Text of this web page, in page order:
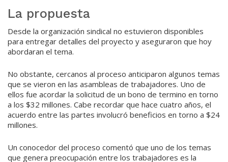
La propuesta
Desde la organización sindical no estuvieron disponibles
para entregar detalles del proyecto y aseguraron que hoy
abordaran el tema.
No obstante, cercanos al proceso anticiparon algunos temas
que se vieron en las asambleas de trabajadores. Uno de
ellos fue acordar la solicitud de un bono de termino en torno
a los $32 millones. Cabe recordar que hace cuatro años, el
acuerdo entre las partes involucró beneficios en torno a $24
millones.
Un conocedor del proceso comentó que uno de los temas
que genera preocupación entre los trabajadores es la